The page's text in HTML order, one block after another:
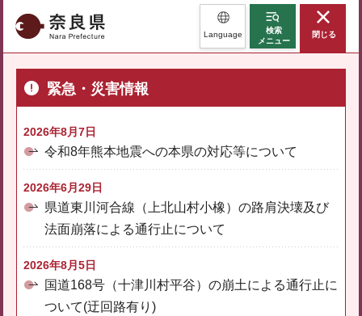
奈良県 Language
検索
メニュー
閉じる
緊急・災害情報
2026年8月7日
令和8年熊本地震への本県の対応等について
2026年6月29日
県道東川河合線（上北山村小橡）の路肩決壊及び
法面崩落による通行止について
2026年8月5日
国道168号（十津川村平谷）の崩土による通行止に
ついて(迂回路有り)